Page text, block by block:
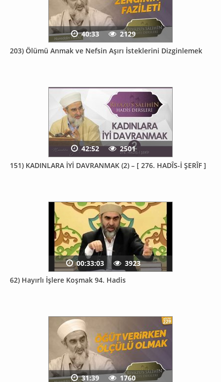
203) Ölümü Anmak ve Nefsin Aşırı İsteklerini Dizginlemek
40:33 2129
151) KADINLARA İYİ DAVRANMAK (2) – [ 276. HADÎS-İ ŞERÎF ]
42:52 2501
62) Hayırlı İşlere Koşmak 94. Hadis
00:33:03 3923
31:39 1760